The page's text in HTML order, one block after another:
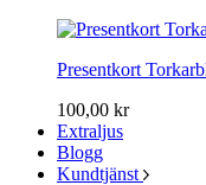
Presentkort
100,00 kr
Extraljus
Blogg
Kundtjänst